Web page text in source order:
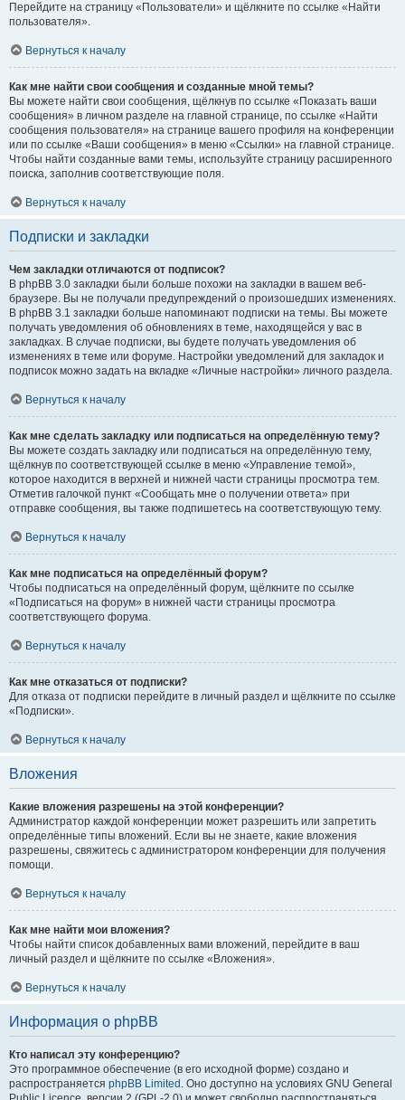
Перейдите на страницу «Пользователи» и щёлкните по ссылке «Найти
пользователя».
Вернуться к началу
Как мне найти свои сообщения и созданные мной темы?
Вы можете найти свои сообщения, щёлкнув по ссылке «Показать ваши
сообщения» в личном разделе на главной странице, по ссылке «Найти
сообщения пользователя» на странице вашего профиля на конференции
или по ссылке «Ваши сообщения» в меню «Ссылки» на главной странице.
Чтобы найти созданные вами темы, используйте страницу расширенного
поиска, заполнив соответствующие поля.
Вернуться к началу
Подписки и закладки
Чем закладки отличаются от подписок?
В phpBB 3.0 закладки были больше похожи на закладки в вашем веб-
браузере. Вы не получали предупреждений о произошедших изменениях.
В phpBB 3.1 закладки больше напоминают подписки на темы. Вы можете
получать уведомления об обновлениях в теме, находящейся у вас в
закладках. В случае подписки, вы будете получать уведомления об
изменениях в теме или форуме. Настройки уведомлений для закладок и
подписок можно задать на вкладке «Личные настройки» личного раздела.
Вернуться к началу
Как мне сделать закладку или подписаться на определённую тему?
Вы можете создать закладку или подписаться на определённую тему,
щёлкнув по соответствующей ссылке в меню «Управление темой»,
которое находится в верхней и нижней части страницы просмотра тем.
Отметив галочкой пункт «Сообщать мне о получении ответа» при
отправке сообщения, вы также подпишетесь на соответствующую тему.
Вернуться к началу
Как мне подписаться на определённый форум?
Чтобы подписаться на определённый форум, щёлкните по ссылке
«Подписаться на форум» в нижней части страницы просмотра
соответствующего форума.
Вернуться к началу
Как мне отказаться от подписки?
Для отказа от подписки перейдите в личный раздел и щёлкните по ссылке
«Подписки».
Вернуться к началу
Вложения
Какие вложения разрешены на этой конференции?
Администратор каждой конференции может разрешить или запретить
определённые типы вложений. Если вы не знаете, какие вложения
разрешены, свяжитесь с администратором конференции для получения
помощи.
Вернуться к началу
Как мне найти мои вложения?
Чтобы найти список добавленных вами вложений, перейдите в ваш
личный раздел и щёлкните по ссылке «Вложения».
Вернуться к началу
Информация о phpBB
Кто написал эту конференцию?
Это программное обеспечение (в его исходной форме) создано и
распространяется phpBB Limited . Оно доступно на условиях GNU General